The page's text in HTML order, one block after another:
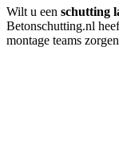
Wilt u een schutting
Betonschutting.nl
montage teams